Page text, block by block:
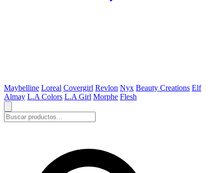
Maybelline Loreal Covergirl Revlon Nyx Beauty Creations Elf
Almay L.A Colors L.A Girl Morphe Flesh